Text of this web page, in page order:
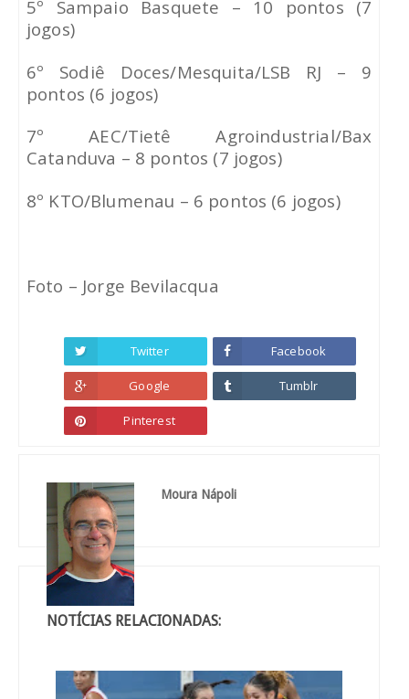
5º Sampaio Basquete – 10 pontos (7
jogos)
6º Sodiê Doces/Mesquita/LSB RJ – 9
pontos (6 jogos)
7º AEC/Tietê Agroindustrial/Bax
Catanduva – 8 pontos (7 jogos)
8º KTO/Blumenau – 6 pontos (6 jogos)
Foto – Jorge Bevilacqua
Twitter Facebook
Google Tumblr
Pinterest
Moura Nápoli
NOTÍCIAS RELACIONADAS: